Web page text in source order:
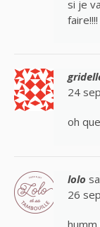
si je
24
oh
lolo
26